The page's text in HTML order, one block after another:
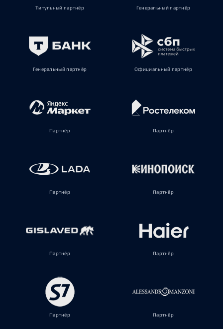
Титульный партнёр Генеральный партнёр
Генеральный партнёр Официальный партнёр
Партнёр Партнёр
Партнёр Партнёр
Партнёр Партнёр
Партнёр Партнёр